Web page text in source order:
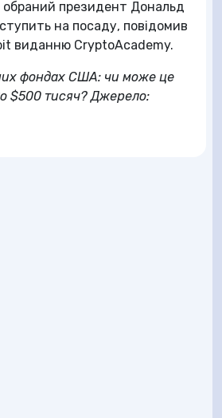
обраний президент Дональд
на посаду, повідомив
виданню CryptoAcademy.
фондах США: чи може це
$500 тисяч? Джерело: